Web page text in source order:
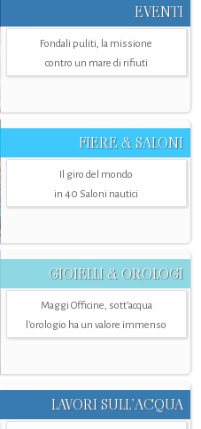
EVENTI
Fondali puliti, la missione
contro un mare di rifiuti
FIERE & SALONI
Il giro del mondo
in 40 Saloni nautici
GIOIELLI & OROLOGI
Maggi Officine, sott’acqua
l'orologio ha un valore immenso
LAVORI SULL’ACQUA